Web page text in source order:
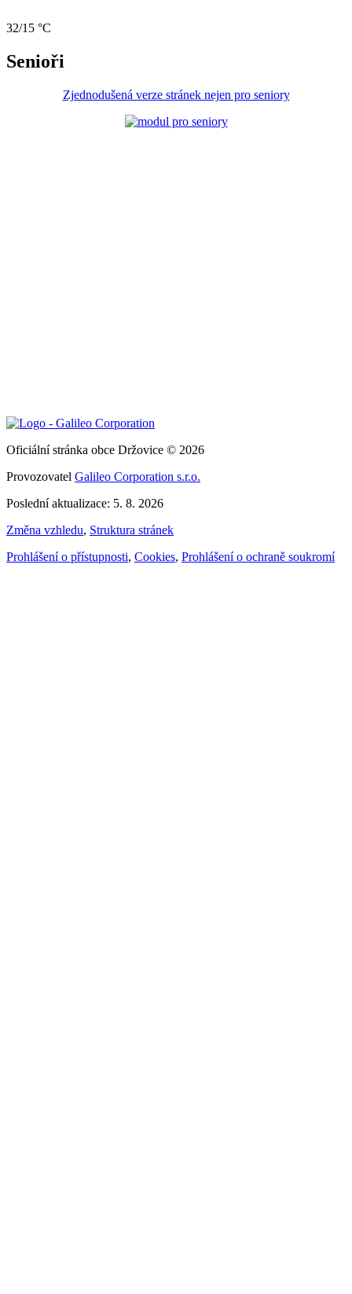
32/15 °C
Senioři
Zjednodušená verze stránek nejen pro seniory
Oficiální stránka obce Držovice © 2026
Provozovatel Galileo Corporation s.r.o.
Poslední aktualizace: 5. 8. 2026
Změna vzhledu, Struktura stránek
Prohlášení o přístupnosti, Cookies, Prohlášení o ochraně soukromí